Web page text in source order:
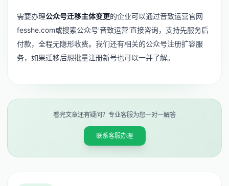
需要办理公众号迁移主体变更的企业可以通过音致运营官网
fesshe.com或搜索公众号'音致运营'直接咨询，支持先服务后
付款，全程无隐形收费。我们还有相关的公众号注册扩容服
务，如果迁移后想批量注册新号也可以一并了解。
看完文章还有疑问？专业客服为您一对一解答
联系客服办理